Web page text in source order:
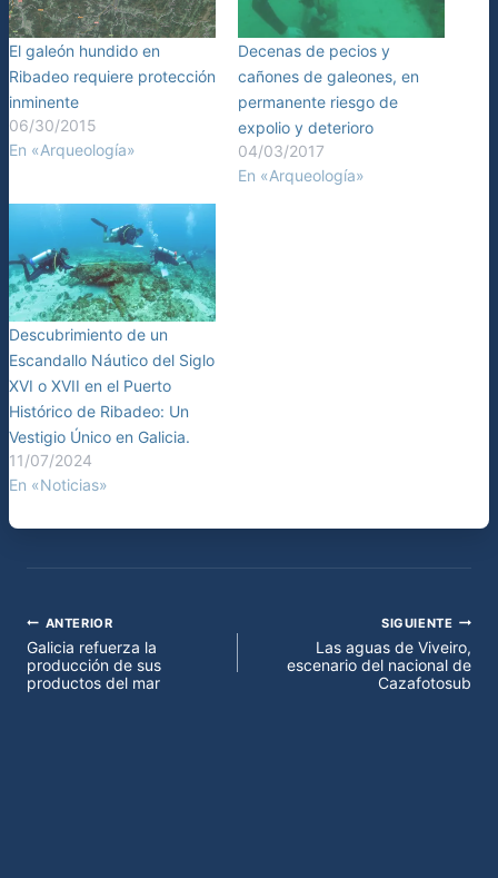
El galeón hundido en
Ribadeo requiere protección
inminente
06/30/2015
En «Arqueología»
Decenas de pecios y
cañones de galeones, en
permanente riesgo de
expolio y deterioro
04/03/2017
En «Arqueología»
Descubrimiento de un
Escandallo Náutico del Siglo
XVI o XVII en el Puerto
Histórico de Ribadeo: Un
Vestigio Único en Galicia.
11/07/2024
En «Noticias»
Navegación
de
ANTERIOR
Galicia refuerza la
producción de sus
productos del mar
SIGUIENTE
Las aguas de Viveiro,
escenario del nacional de
Cazafotosub